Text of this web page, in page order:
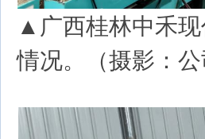
▲广西桂林中禾
情况。（摄影：公